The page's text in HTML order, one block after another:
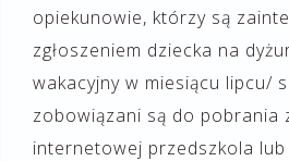
opiekunowie, którzy są
zgłoszeniem dziecka na
wakacyjny w miesiącu lipcu/
zobowiązani są do pobrania
internetowej przedszkola lub